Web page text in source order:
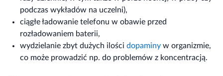
podczas wykładów na uczelni),
ciągłe ładowanie telefonu w obawie przed
rozładowaniem baterii,
wydzielanie zbyt dużych ilości dopaminy w organizmie,
co może prowadzić np. do problemów z koncentracją.